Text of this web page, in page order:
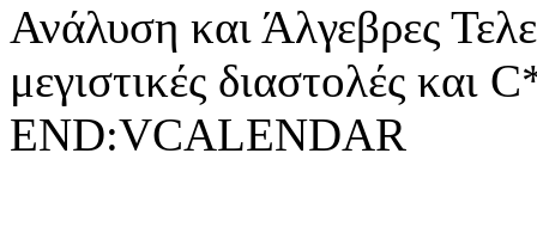
Ανάλυση και Άλγεβρες
μεγιστικές διαστολές
END:VCALENDAR